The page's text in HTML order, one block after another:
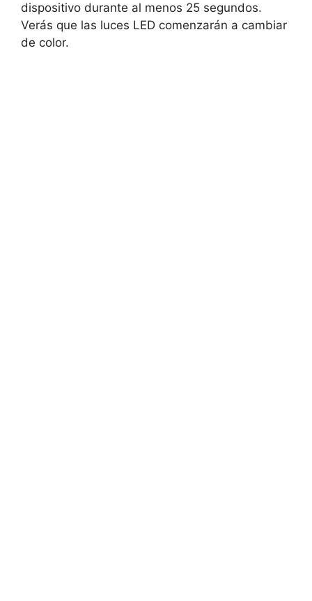
dispositivo durante al menos 25 segundos.
Verás que las luces LED comenzarán a cambiar
de color.